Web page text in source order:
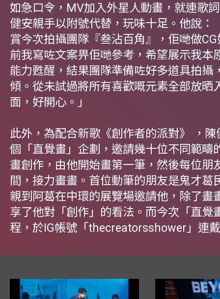
如急口令，MV加入外星人動畫，就連歌
健安親手以附號代替，玩味十足。他說：
賞今次拍攝團隊『叁沾百角』，佢哋做
前我寫咗文案畀佢哋參考，希望展示我本
能力甦醒，結果團隊準備咗好多道具拍攝
傾。從未試過將所有喜歡嘅元素全部放晒
面，好開心。」
此外，為配合新歌《創作者的派對》 ，
個「直覺畫」企劃，邀請幾十位不同範疇
畫創作，由他開始畫第一筆，然後每位朋
間，接力畫畫。首位動筆的朋友是鬼才葛
親到阿葛在中環的展覽場邀請他，除了畫
享了他對「創作」的看法。而今次「直覺
程，於IG帳號「thecreatorsshower」連